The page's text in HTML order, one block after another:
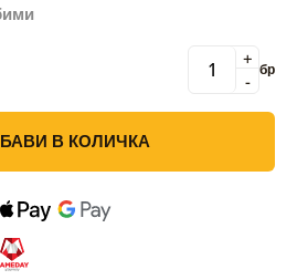
-
+ бр
В КОЛИЧКА